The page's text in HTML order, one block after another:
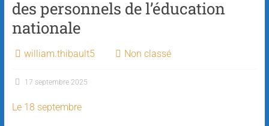
des personnels de l’éducation
nationale
william.thibault5 Non classé
17 septembre 2025
Le 18 septembre